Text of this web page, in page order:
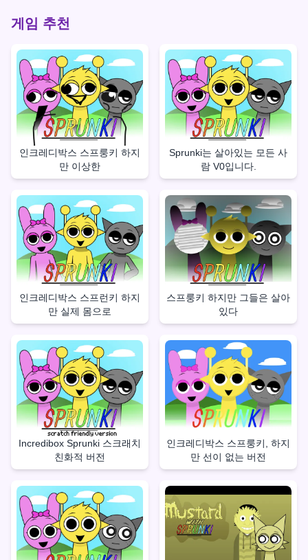
게임 추천
인크레디박스 스프룽키 하지
만 이상한
Sprunki는 살아있는 모든 사
람 V0입니다.
인크레디박스 스프런키 하지
만 실제 몸으로
스프룽키 하지만 그들은 살아
있다
Incredibox Sprunki 스크래치
친화적 버전
인크레디박스 스프룽키, 하지
만 선이 없는 버전